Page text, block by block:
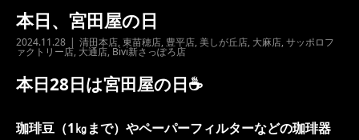
本日、宮田屋の日
2024.11.28 清田本店,東苗穂店, 豊平店,美しが丘店, 大麻店,サッポロフ
ァクトリー店, 大通店,Bivi新さっぽろ店
本日28日は宮田屋の日☕
珈琲豆（1㎏まで）やペーパーフィルターなどの珈琲器